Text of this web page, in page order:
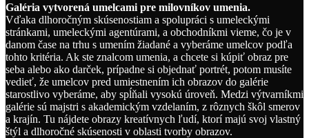
Galéria vytvorená umelcami pre milovníkov umenia.
Vďaka dlhoročným skúsenostiam a spolupráci s umeleckými
stránkami, umeleckými agentúrami, a obchodníkmi vieme, čo je v
danom čase na trhu s umením žiadané a vyberáme umelcov podľa
tohto kritéria. Ak ste znalcom umenia, a chcete si kúpiť obraz pre
seba alebo ako darček, prípadne si objednať portrét, potom musíte
vedieť, že umelcov pred umiestnením ich obrazov do galérie
starostlivo vyberáme, aby spĺňali vysokú úroveň. Medzi výtvarníkmi
galérie sú majstri s akademickým vzdelaním, z rôznych škôl smerov
a krajín. Tu nájdete obrazy kreatívnych ľudí, ktorí majú svoj vlastný
štýl a dlhoročné skúsenosti v oblasti tvorby obrazov.